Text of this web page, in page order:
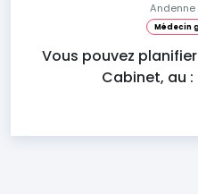
Médecin
Vous pouvez
Cabinet, au